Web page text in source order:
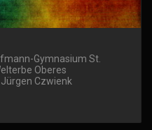
Gymnasium St.
Oberes
Czwienk